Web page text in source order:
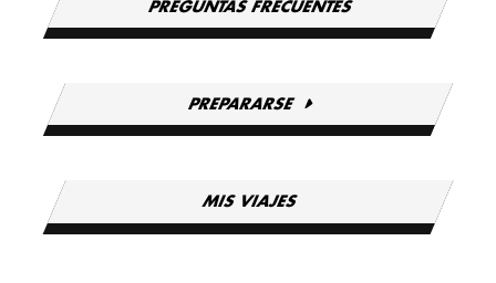
PREGUNTAS FRECUENTES
PREPARARSE
MIS VIAJES